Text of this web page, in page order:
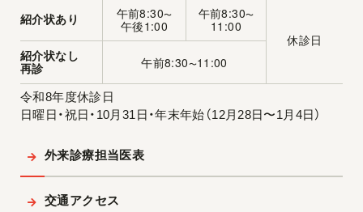
紹介状あり 午前8:30〜
午後1:00
午前8:30〜
11:00
休診日
紹介状なし
再診
午前8:30〜11:00
令和8年度休診日
日曜日・祝日・10月31日・年末年始（12月28日〜1月4日）
外来診療担当医表
交通アクセス